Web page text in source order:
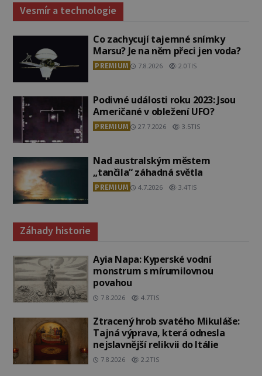
Vesmír a technologie
Co zachycují tajemné snímky
Marsu? Je na něm přeci jen voda?
PREMIUM 7.8.2026 2.0TIS
Podivné události roku 2023: Jsou
Američané v obležení UFO?
PREMIUM 27.7.2026 3.5TIS
Nad australským městem
„tančila“ záhadná světla
PREMIUM 4.7.2026 3.4TIS
Záhady historie
Ayia Napa: Kyperské vodní
monstrum s mírumilovnou
povahou
7.8.2026 4.7TIS
Ztracený hrob svatého Mikuláše:
Tajná výprava, která odnesla
nejslavnější relikvii do Itálie
7.8.2026 2.2TIS